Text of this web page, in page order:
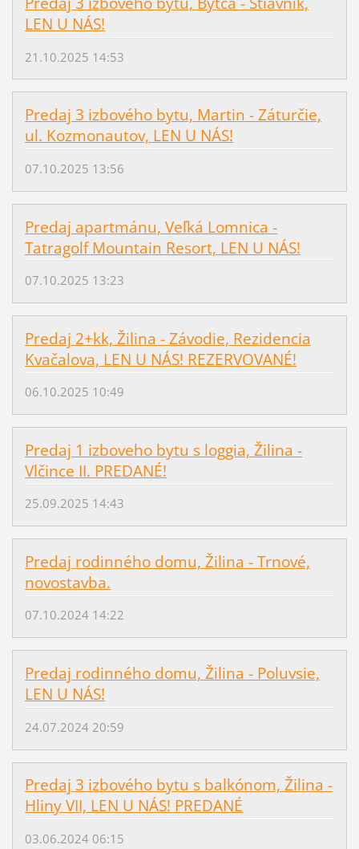
LEN U NÁS!
21.10.2025 14:53
Predaj 3 izbového bytu, Martin - Záturčie,
ul. Kozmonautov, LEN U NÁS!
07.10.2025 13:56
Predaj apartmánu, Veľká Lomnica -
Tatragolf Mountain Resort, LEN U NÁS!
07.10.2025 13:23
Predaj 2+kk, Žilina - Závodie, Rezidencia
Kvačalova, LEN U NÁS! REZERVOVANÉ!
06.10.2025 10:49
Predaj 1 izboveho bytu s loggia, Žilina -
Vlčince II. PREDANÉ!
25.09.2025 14:43
Predaj rodinného domu, Žilina - Trnové,
novostavba.
07.10.2024 14:22
Predaj rodinného domu, Žilina - Poluvsie,
LEN U NÁS!
24.07.2024 20:59
Predaj 3 izbového bytu s balkónom, Žilina -
Hliny VII, LEN U NÁS! PREDANÉ
03.06.2024 06:15